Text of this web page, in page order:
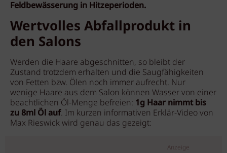
Feldbewässerung in Hitzeperioden.
Wertvolles Abfallprodukt in
den Salons
Werden die Haare abgeschnitten, so bleibt der
Zustand trotzdem erhalten und die Saugfähigkeiten
von Fetten bzw. Ölen noch immer aufrecht. Nur
wenige Haare aus dem Salon können Wasser von einer
beachtlichen Öl-Menge befreien: 1g Haar nimmt bis
zu 8ml Öl auf. Im kurzen informativen Erklär-Video von
Max Rieswick wird genau das gezeigt:
Anzeige